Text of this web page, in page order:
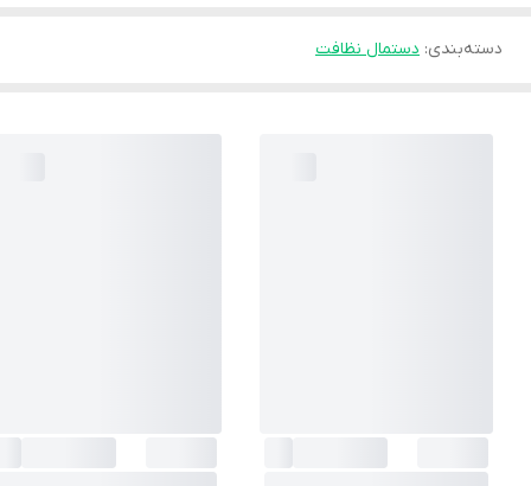
دسته‌بندی: دستمال نظافت